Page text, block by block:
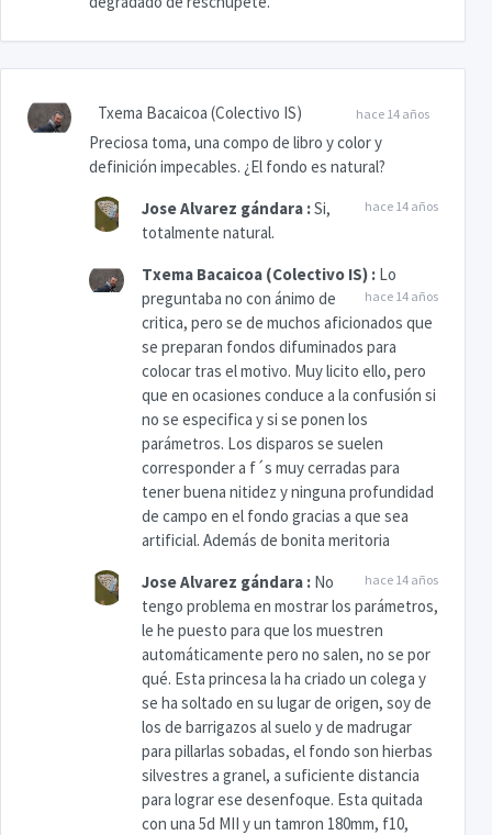
hace 14 años
Txema Bacaicoa (Colectivo IS)
Preciosa toma, una compo de libro y color y
definición impecables. ¿El fondo es natural?
Jose Alvarez gándara : hace 14 años
Si,
totalmente natural.
Txema Bacaicoa (Colectivo IS) :
hace 14 años
Lo
preguntaba no con ánimo de
critica, pero se de muchos aficionados que
se preparan fondos difuminados para
colocar tras el motivo. Muy licito ello, pero
que en ocasiones conduce a la confusión si
no se especifica y si se ponen los
parámetros. Los disparos se suelen
corresponder a f´s muy cerradas para
tener buena nitidez y ninguna profundidad
de campo en el fondo gracias a que sea
artificial. Además de bonita meritoria
Jose Alvarez gándara : hace 14 años
No
tengo problema en mostrar los parámetros,
le he puesto para que los muestren
automáticamente pero no salen, no se por
qué. Esta princesa la ha criado un colega y
se ha soltado en su lugar de origen, soy de
los de barrigazos al suelo y de madrugar
para pillarlas sobadas, el fondo son hierbas
silvestres a granel, a suficiente distancia
para lograr ese desenfoque. Esta quitada
con una 5d MII y un tamron 180mm, f10,